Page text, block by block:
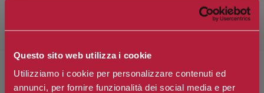
Questo sito web utilizza i cookie
Utilizziamo i cookie per personalizzare contenuti ed
annunci, per fornire funzionalità dei social media e per
acquistare più velocemente, essere sempre aggiornato sullo